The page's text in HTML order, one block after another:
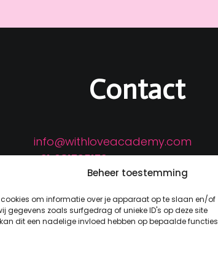
Beheer toestemming
om informatie over je apparaat op te slaan en/of
gegevens zoals surfgedrag of unieke ID's op deze site
dit een nadelige invloed hebben op bepaalde functies
Contact
info@withloveacademy.com
+31 681795173
Kvk: 71330496
Btw nummer: NL001591584B98